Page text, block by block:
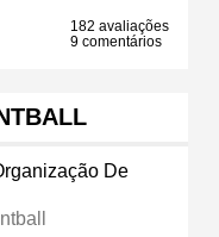
182 avaliações
9 comentários
De